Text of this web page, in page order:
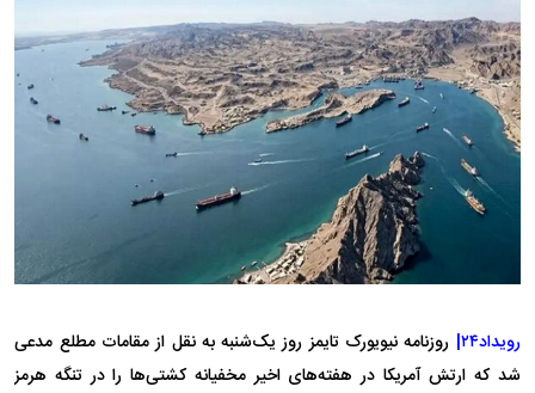
رویداد۲۴|
روزنامه نیویورک تایمز روز یک‌شنبه به نقل از مقامات مطلع مدعی
شد که ارتش آمریکا در هفته‌های اخیر مخفیانه کشتی‌ها را در تنگه هرمز